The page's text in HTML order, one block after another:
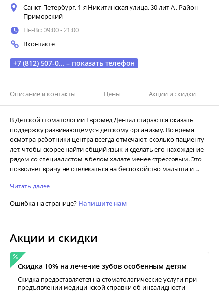
Санкт-Петербург, 1-я Никитинская улица, 30 лит А , Район
Приморский
Пн-Вс: 09:00 - 21:00
Вконтакте
+7 (812) 507-0... – показать телефон
Описание и контакты Цены Акции и скидки
В Детской стоматологии Евромед Дентал стараются оказать
поддержку развивающемуся детскому организму. Во время
осмотра работники центра всегда отмечают, сколько пациенту
лет, чтобы скорее найти общий язык и сделать его нахождение
рядом со специалистом в белом халате менее стрессовым. Это
позволяет врачу не отвлекаться на беспокойство малыша и ...
Читать далее
Ошибка на странице? Напишите нам
Акции и скидки
Скидка 10% на лечение зубов особенным детям
Скидка предоставляется на стоматологические услуги при
предъявлении медицинской справки об инвалидности